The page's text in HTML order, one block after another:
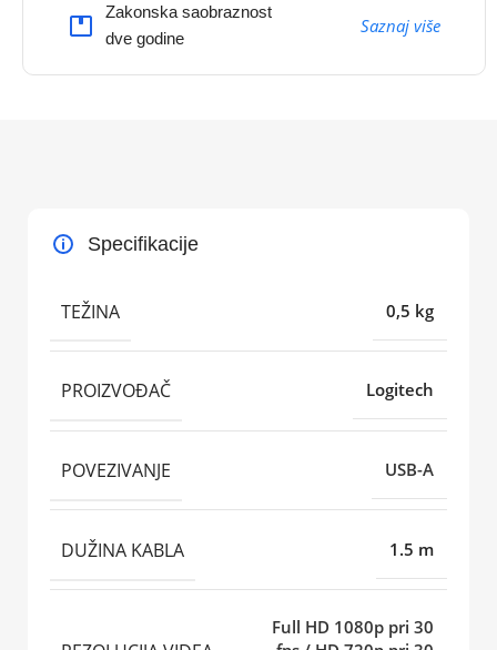
Zakonska saobraznost
dve godine
Saznaj više
Specifikacije
TEŽINA 0,5 kg
PROIZVOĐAČ Logitech
POVEZIVANJE USB-A
DUŽINA KABLA 1.5 m
Full HD 1080p pri 30